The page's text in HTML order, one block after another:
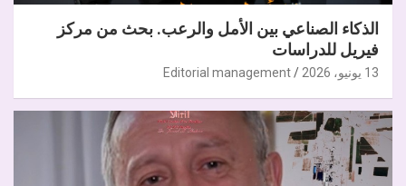
الذكاء الصناعي بين الأمل والرعب. بحث من مركز
فيريل للدراسات
13 يونيو، 2026 Editorial management